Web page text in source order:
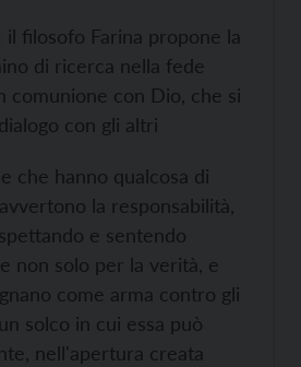
filosofo Farina propone la
di ricerca nella fede
comunione con Dio, che si
con gli altri
che hanno qualcosa di
la responsabilità,
e sentendo
non solo per la verità, e
come arma contro gli
solco in cui essa può
nell'apertura creata